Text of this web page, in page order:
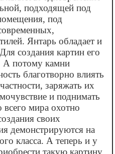
подходящей под
под
Янтарь обладает и
создания картин его
А потому камни
благотворно влиять
заряжать их
и поднимать
мира охотно
своих
демонстрируются на
класса. А теперь и у